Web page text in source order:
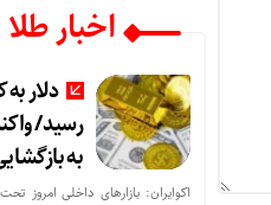
اخبار طلا
دلار
رسید/
به
اکوایران: بازارهای داخلی امروز تحت